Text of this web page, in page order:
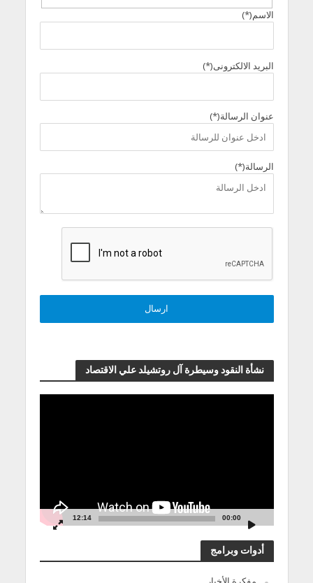
الاسم(*)
البريد الالكترونى(*)
عنوان الرسالة(*)
الرسالة(*)
نشأة النقود وسيطرة آل روتشيلد علي الاقتصاد
00:00
12:14
أدوات وبرامج